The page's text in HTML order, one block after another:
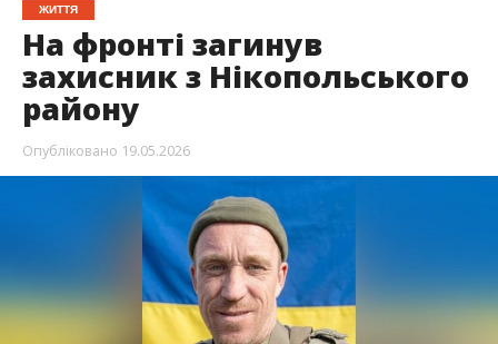
Нікопольщина втратила мужнього воїна.
Захищаючи Україну загинув Сергій
Олександрович Колесников. Попрощаються з
Героєм 20 травня 2026 року.
Трагічну звістку повідомляєІнформаторіз
посиланням на громаду Покровської громади